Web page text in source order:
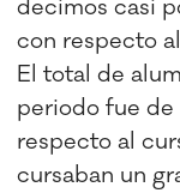
decimos casi
con respecto
El total de
periodo fue de
respecto al
cursaban un